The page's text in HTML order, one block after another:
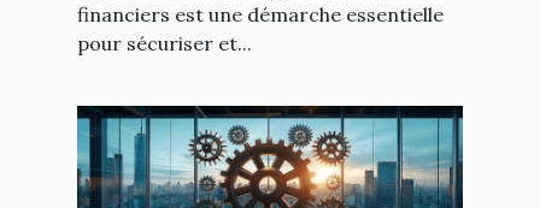
financiers est une démarche essentielle
pour sécuriser et...